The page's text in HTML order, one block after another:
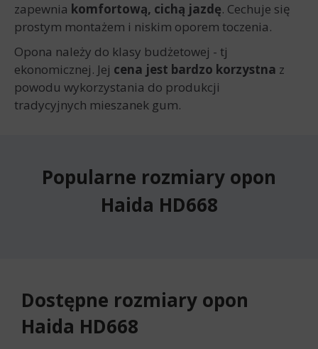
zapewnia komfortową, cichą jazdę. Cechuje się
prostym montażem i niskim oporem toczenia.
Opona należy do klasy budżetowej - tj
ekonomicznej. Jej cena jest bardzo korzystna z
powodu wykorzystania do produkcji
tradycyjnych mieszanek gum.
Popularne rozmiary opon
Haida HD668
Dostępne rozmiary opon
Haida HD668